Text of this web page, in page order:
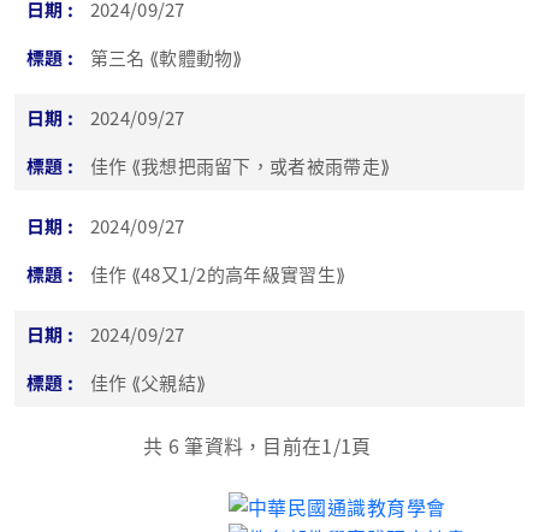
2024/09/27
第三名 ⟪軟體動物⟫
2024/09/27
佳作 ⟪我想把雨留下，或者被雨帶走⟫
2024/09/27
佳作 ⟪48又1/2的高年級實習生⟫
2024/09/27
佳作 ⟪父親結⟫
共 6 筆資料，目前在1/1頁